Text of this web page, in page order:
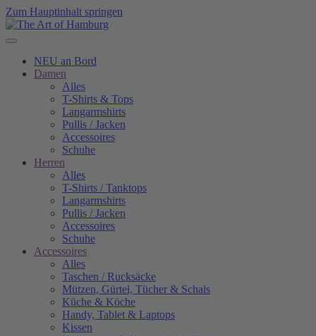
Zum Hauptinhalt springen
NEU an Bord
Damen
Alles
T-Shirts & Tops
Langarmshirts
Pullis / Jacken
Accessoires
Schuhe
Herren
Alles
T-Shirts / Tanktops
Langarmshirts
Pullis / Jacken
Accessoires
Schuhe
Accessoires
Alles
Taschen / Rucksäcke
Mützen, Gürtel, Tücher & Schals
Küche & Köche
Handy, Tablet & Laptops
Kissen